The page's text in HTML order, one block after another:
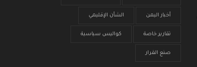
أخبار اليمن الشأن الإقليمي
تقارير خاصة كواليس سياسية
صنع القرار